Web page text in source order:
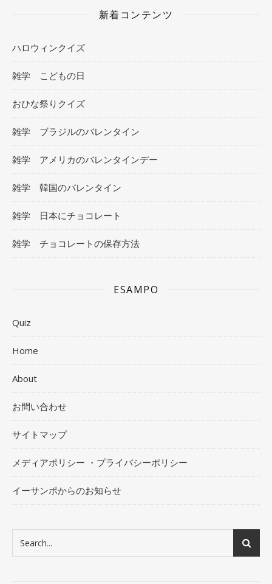
新着コンテンツ
ハロウィンクイズ
雑学 こどもの日
おひな祭りクイズ
雑学 ブラジルのバレンタイン
雑学 アメリカのバレンタインデー
雑学 韓国のバレンタイン
雑学 日本にチョコレート
雑学 チョコレートの保存方法
ESAMPO
Quiz
Home
About
お問い合わせ
サイトマップ
メディアポリシー ・プライバシーポリシー
イーサンポからのお知らせ